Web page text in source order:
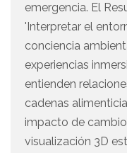
emergencia. El
'Interpretar el
conciencia
experiencias
entienden
cadenas
impacto de
visualización 3D